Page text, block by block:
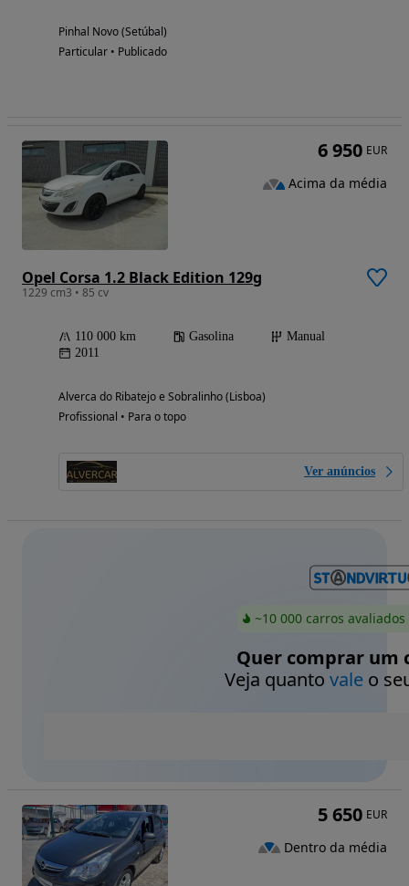
Pinhal Novo (Setúbal)
Particular • Publicado
Opel Corsa 1.2 Black Edition 129g
1229 cm3 • 85 cv
110 000 km Gasolina
Manual
2011
Alverca do Ribatejo e Sobralinho (Lisboa)
Profissional • Para o topo
Ver anúncios
6 950 EUR
Acima da média
~10 000 carros
Quer comprar um
Veja quanto valeo
5 650 EUR
Dentro da média